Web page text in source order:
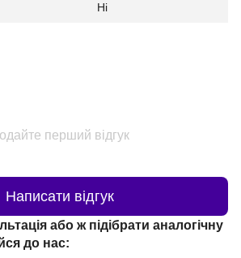
Ні
перший відгук
Написати відгук
або ж підібрати аналогічну
до нас: